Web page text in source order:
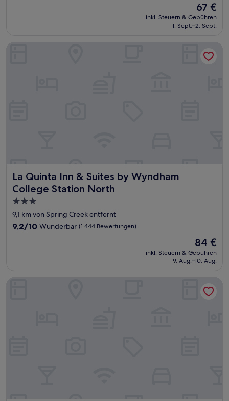
Bewertungen)
Der
Preis
beträgt
67 €
inkl. Steuern & Gebühren
1. Sept.–2. Sept.
La Quinta Inn & Suites by Wyndham
College Station North
La Quinta Inn & Suites by Wyndham College Station North
3.0-
Sterne-
Unterkunft
9,1 km von Spring Creek entfernt
9.2
9,2/10 Wunderbar (1.444 Bewertungen)
Der
Preis
beträgt
84 €
inkl. Steuern & Gebühren
9. Aug.–10. Aug.
Motel 6 College Station, TX - Bryan